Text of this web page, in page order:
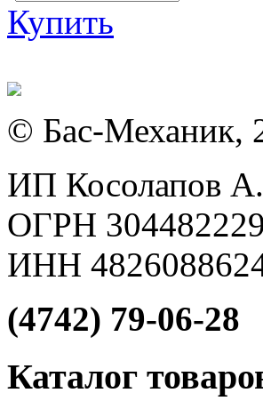
Купить
© Бас-Механик,
ИП Косолапов
ОГРН
ИНН
(4742) 79-06-28
Каталог